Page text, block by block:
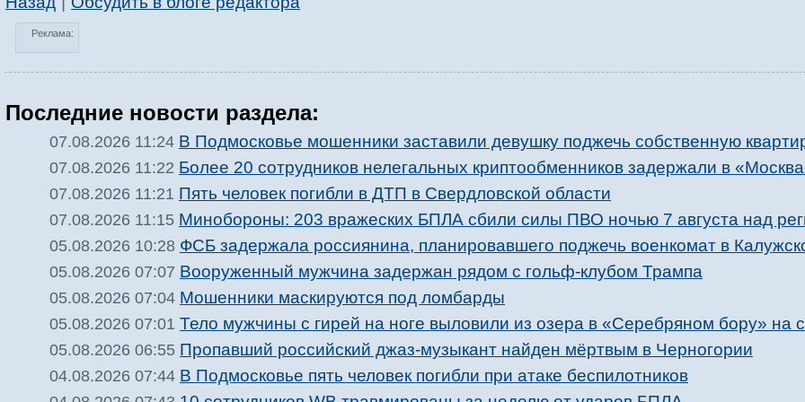
Реклама:
Последние новости раздела:
07.08.2026 11:24 В Подмосковье мошенники заставили девушку поджечь собственную
07.08.2026 11:22 Более 20 сотрудников нелегальных криптообменников задержали в
07.08.2026 11:21 Пять человек погибли в ДТП в Свердловской области
07.08.2026 11:15 Минобороны: 203 вражеских БПЛА сбили силы ПВО ночью 7 августа над
05.08.2026 10:28 ФСБ задержала россиянина, планировавшего поджечь военкомат в
05.08.2026 07:07 Вооруженный мужчина задержан рядом с гольф-клубом Трампа
05.08.2026 07:04 Мошенники маскируются под ломбарды
05.08.2026 07:01 Тело мужчины с гирей на ноге выловили из озера в «Серебряном бору» на
05.08.2026 06:55 Пропавший российский джаз-музыкант найден мёртвым в Черногории
04.08.2026 07:44 В Подмосковье пять человек погибли при атаке беспилотников